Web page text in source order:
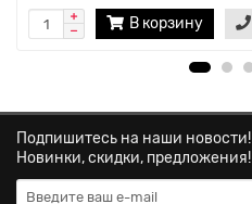
В корзину
Подпишитесь на наши новости!
Новинки, скидки, предложения!